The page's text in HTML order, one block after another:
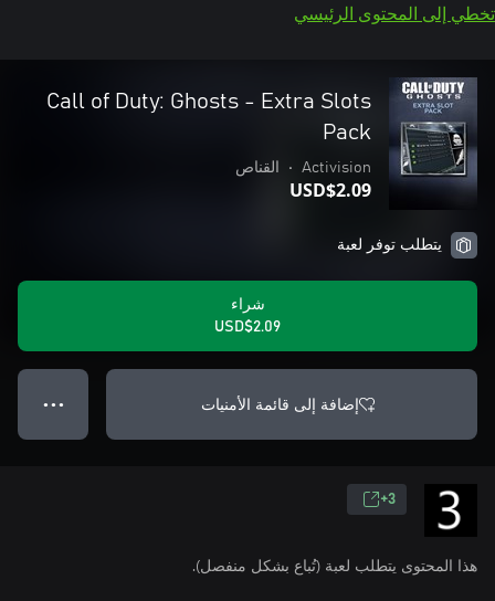
تخطي إلى المحتوى الرئيسي
Call of Duty: Ghosts - Extra Slots
Pack
Activision
• القناص
USD$2.09
يتطلب توفر لعبة
شراء
USD$2.09
إضافة إلى قائمة الأمنيات ● ● ●
3+
هذا المحتوى يتطلب لعبة (تُباع بشكل منفصل).